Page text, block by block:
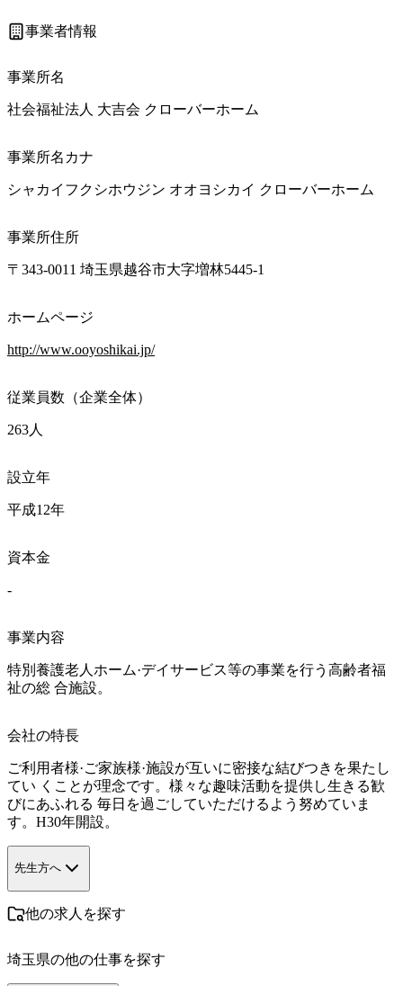
事業者情報
事業所名
社会福祉法人 大吉会 クローバーホーム
事業所名カナ
シャカイフクシホウジン オオヨシカイ クローバーホーム
事業所住所
〒343-0011 埼玉県越谷市大字増林5445-1
ホームページ
http://www.ooyoshikai.jp/
従業員数（企業全体）
263人
設立年
平成12年
資本金
-
事業内容
特別養護老人ホーム·デイサービス等の事業を行う高齢者福
祉の総 合施設。
会社の特長
ご利用者様·ご家族様·施設が互いに密接な結びつきを果たし
てい くことが理念です。様々な趣味活動を提供し生きる歓
びにあふれる 毎日を過ごしていただけるよう努めていま
す。H30年開設。
先生方へ
他の求人を探す
埼玉県の他の仕事を探す